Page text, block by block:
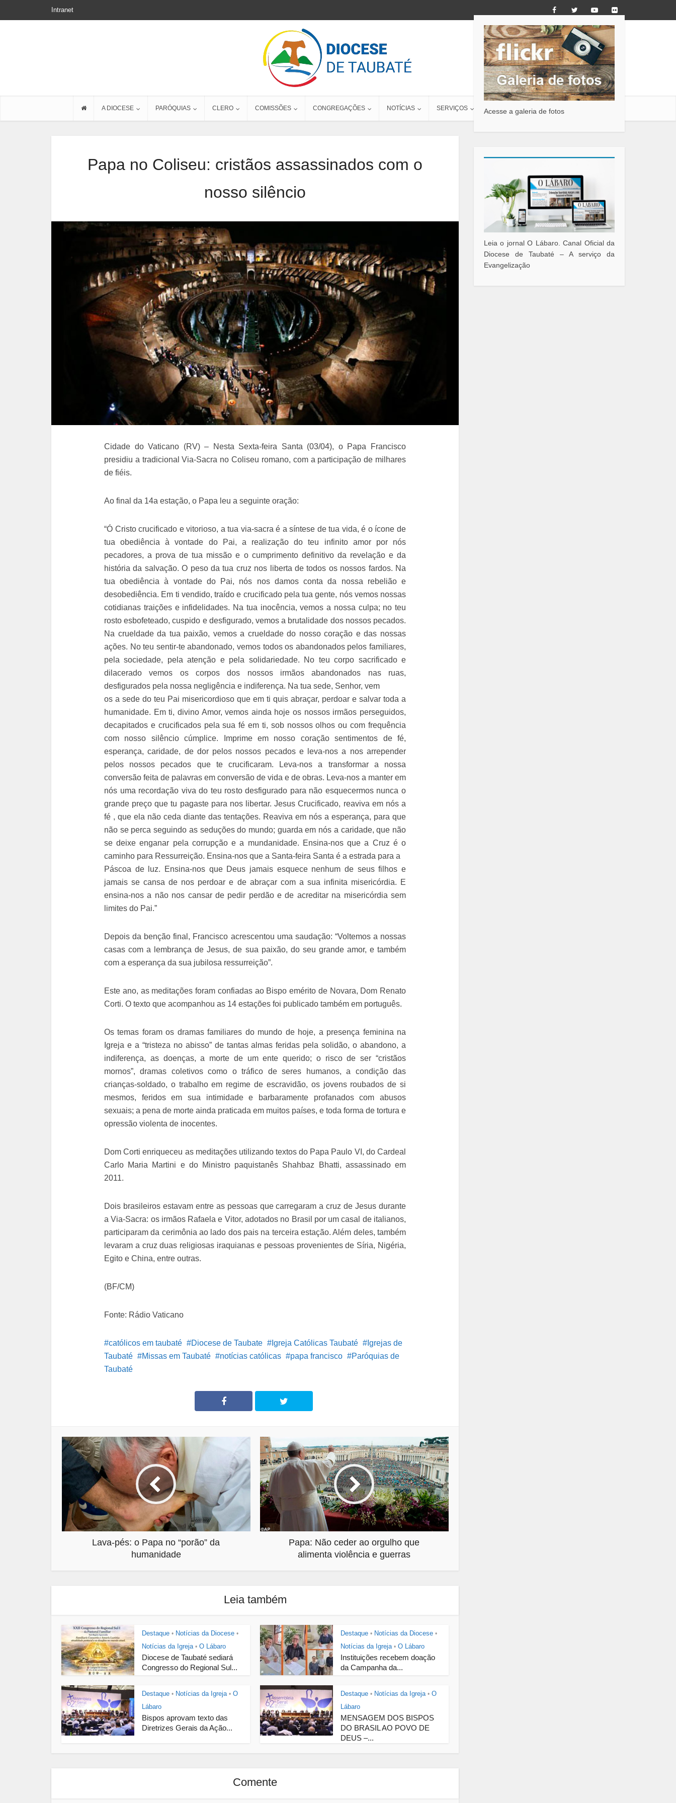
Intranet
A DIOCESE PARÓQUIAS CLERO COMISSÕES CONGREGAÇÕES NOTÍCIAS SERVIÇOS CONTATO
Papa no Coliseu: cristãos assassinados com o
nosso silêncio
Cidade do Vaticano (RV) – Nesta Sexta-feira Santa (03/04), o Papa Francisco
presidiu a tradicional Via-Sacra no Coliseu romano, com a participação de milhares
de fiéis.
Ao final da 14a estação, o Papa leu a seguinte oração:
“Ó Cristo crucificado e vitorioso, a tua via-sacra é a síntese de tua vida, é o ícone de
tua obediência à vontade do Pai, a realização do teu infinito amor por nós
pecadores, a prova de tua missão e o cumprimento definitivo da revelação e da
história da salvação. O peso da tua cruz nos liberta de todos os nossos fardos. Na
tua obediência à vontade do Pai, nós nos damos conta da nossa rebelião e
desobediência. Em ti vendido, traído e crucificado pela tua gente, nós vemos nossas
cotidianas traições e infidelidades. Na tua inocência, vemos a nossa culpa; no teu
rosto esbofeteado, cuspido e desfigurado, vemos a brutalidade dos nossos pecados.
Na crueldade da tua paixão, vemos a crueldade do nosso coração e das nossas
ações. No teu sentir-te abandonado, vemos todos os abandonados pelos familiares,
pela sociedade, pela atenção e pela solidariedade. No teu corpo sacrificado e
dilacerado vemos os corpos dos nossos irmãos abandonados nas ruas,
desfigurados pela nossa negligência e indiferença. Na tua sede, Senhor, vem
os a sede do teu Pai misericordioso que em ti quis abraçar, perdoar e salvar toda a
humanidade. Em ti, divino Amor, vemos ainda hoje os nossos irmãos perseguidos,
decapitados e crucificados pela sua fé em ti, sob nossos olhos ou com frequência
com nosso silêncio cúmplice. Imprime em nosso coração sentimentos de fé,
esperança, caridade, de dor pelos nossos pecados e leva-nos a nos arrepender
pelos nossos pecados que te crucificaram. Leva-nos a transformar a nossa
conversão feita de palavras em conversão de vida e de obras. Leva-nos a manter em
nós uma recordação viva do teu rosto desfigurado para não esquecermos nunca o
grande preço que tu pagaste para nos libertar. Jesus Crucificado, reaviva em nós a
fé , que ela não ceda diante das tentações. Reaviva em nós a esperança, para que
não se perca seguindo as seduções do mundo; guarda em nós a caridade, que não
se deixe enganar pela corrupção e a mundanidade. Ensina-nos que a Cruz é o
caminho para Ressurreição. Ensina-nos que a Santa-feira Santa é a estrada para a
Páscoa de luz. Ensina-nos que Deus jamais esquece nenhum de seus filhos e
jamais se cansa de nos perdoar e de abraçar com a sua infinita misericórdia. E
ensina-nos a não nos cansar de pedir perdão e de acreditar na misericórdia sem
limites do Pai.”
Depois da benção final, Francisco acrescentou uma saudação: “Voltemos a nossas
casas com a lembrança de Jesus, de sua paixão, do seu grande amor, e também
com a esperança da sua jubilosa ressurreição”.
Este ano, as meditações foram confiadas ao Bispo emérito de Novara, Dom Renato
Corti. O texto que acompanhou as 14 estações foi publicado também em português.
Os temas foram os dramas familiares do mundo de hoje, a presença feminina na
Igreja e a “tristeza no abisso” de tantas almas feridas pela solidão, o abandono, a
indiferença, as doenças, a morte de um ente querido; o risco de ser “cristãos
mornos”, dramas coletivos como o tráfico de seres humanos, a condição das
crianças-soldado, o trabalho em regime de escravidão, os jovens roubados de si
mesmos, feridos em sua intimidade e barbaramente profanados com abusos
sexuais; a pena de morte ainda praticada em muitos países, e toda forma de tortura e
opressão violenta de inocentes.
Dom Corti enriqueceu as meditações utilizando textos do Papa Paulo VI, do Cardeal
Carlo Maria Martini e do Ministro paquistanês Shahbaz Bhatti, assassinado em
2011.
Dois brasileiros estavam entre as pessoas que carregaram a cruz de Jesus durante
a Via-Sacra: os irmãos Rafaela e Vitor, adotados no Brasil por um casal de italianos,
participaram da cerimônia ao lado dos pais na terceira estação. Além deles, também
levaram a cruz duas religiosas iraquianas e pessoas provenientes de Síria, Nigéria,
Egito e China, entre outras.
(BF/CM)
Fonte: Rádio Vaticano
católicos em taubaté Diocese de Taubate Igreja Católicas Taubaté
Igrejas de
Taubaté
Missas em Taubaté notícias católicas papa francisco
Paróquias de
Taubaté
Lava-pés: o Papa no “porão” da
humanidade
Papa: Não ceder ao orgulho que
alimenta violência e guerras
Leia também
Destaque • Notícias da Diocese •
Notícias da Igreja • O Lábaro
Diocese de Taubaté sediará
Congresso do Regional Sul...
Destaque • Notícias da Diocese •
Notícias da Igreja • O Lábaro
Instituições recebem doação
da Campanha da...
Destaque • Notícias da Igreja • O
Lábaro
Bispos aprovam texto das
Diretrizes Gerais da Ação...
Destaque • Notícias da Igreja • O
Lábaro
MENSAGEM DOS BISPOS
DO BRASIL AO POVO DE
DEUS –...
Comente
Acesse a galeria de fotos
Leia o jornal O Lábaro. Canal Oficial da
Diocese de Taubaté – A serviço da
Evangelização